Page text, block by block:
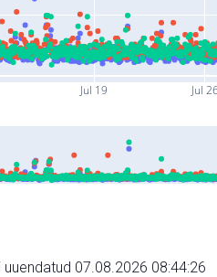
Jul 19 Jul
07.08.2026 08:44:26